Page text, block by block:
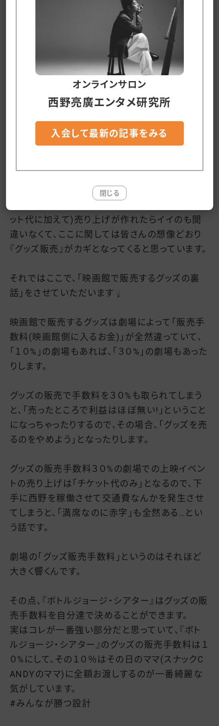
とにもかくにも、やってみなくちゃ分からない。
一つ確実なことは、定員１５名の『ボトルジョー
ジ・シアター』が、たとえ毎日満席になったとして
も、年間売上は「５４７万５０００円(１０００円×１
５席×３６５日)」なので、とても『ボトルジョージ』
んなことは最初から分かっていることで、『ボトル
ット代に加えて)売り上げが作れたらイイのも間
違いなくて、ここに関しては皆さんの想像どおり
『グッズ販売』がカギとなってくると思っています。
それではここで、「映画館で販売するグッズの裏
話」をさせていただいます
映画館で販売するグッズは劇場によって「販売手
数料(映画館側に入るお金)」が全然違っていて、
「１０%」の劇場もあれば、「３０%」の劇場もあった
りします。
グッズの販売で手数料を３０%も取られてしまう
と、「売ったところで利益はほぼ無い!」ということ
になっちゃったりするので、その場合、「グッズを売
るのをやめよう」となったりします。
グッズの販売手数料３０%の劇場での上映イベン
トの売り上げは「チケット代のみ」となるので、下
手に西野を稼働させて交通費なんかを発生させ
てしまうと、「満席なのに赤字」も全然ある…とい
う話です。
劇場の「グッズ販売手数料」というのはそれほど
大きく響くんです。
その点、『ボトルジョージ・シアター』はグッズの販
売手数料を自分達で決めることができます。
実はコレが一番強い部分だと思っていて、『ボト
ルジョージ・シアター』のグッズの販売手数料は１
０%にして、その１０％はその日のママ(スナックC
ANDYのママ)に全額お渡しするのが一番綺麗な
気がしています。
#みんなが勝つ設計
オンラインサロン
西野亮廣エンタメ研究所
入会して最新の記事をみる
閉じる